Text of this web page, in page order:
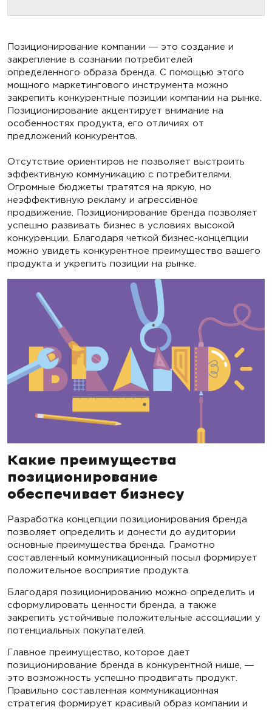
Позиционирование компании ― это создание и
закрепление в сознании потребителей
определенного образа бренда. С помощью этого
мощного маркетингового инструмента можно
закрепить конкурентные позиции компании на рынке.
Позиционирование акцентирует внимание на
особенностях продукта, его отличиях от
предложений конкурентов.
Отсутствие ориентиров не позволяет выстроить
эффективную коммуникацию с потребителями.
Огромные бюджеты тратятся на яркую, но
неэффективную рекламу и агрессивное
продвижение. Позиционирование бренда позволяет
успешно развивать бизнес в условиях высокой
конкуренции. Благодаря четкой бизнес-концепции
можно увидеть конкурентное преимущество вашего
продукта и укрепить позиции на рынке.
Какие преимущества
позиционирование
обеспечивает бизнесу
Разработка концепции позиционирования бренда
позволяет определить и донести до аудитории
основные преимущества бренда. Грамотно
составленный коммуникационный посыл формирует
положительное восприятие продукта.
Благодаря позиционированию можно определить и
сформулировать ценности бренда, а также
закрепить устойчивые положительные ассоциации у
потенциальных покупателей.
Главное преимущество, которое дает
позиционирование бренда в конкурентной нише, ―
это возможность успешно продвигать продукт.
Правильно составленная коммуникационная
стратегия формирует красивый образ компании и